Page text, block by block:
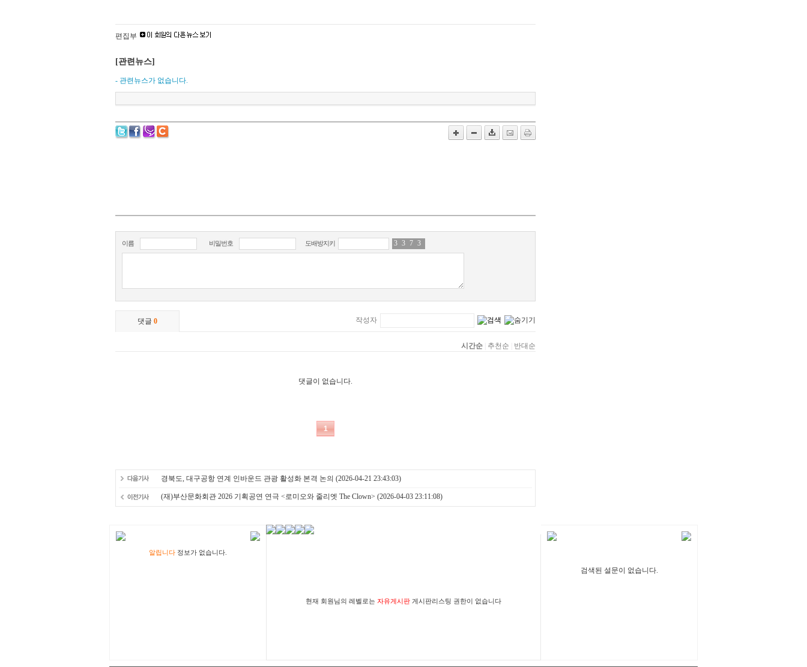
편집부
[관련뉴스]
- 관련뉴스가 없습니다.
경북도, 대구공항 연계 인바운드 관광 활성화 본격 논의 (2026-04-21 23:43:03)
(재)부산문화회관 2026 기획공연 연극 <로미오와 줄리엣 The Clown> (2026-04-03 23:11:08)
알립니다 정보가 없습니다.
현재 회원님의 레벨로는 자유게시판 게시판리스팅 권한이 없습니다
검색된 설문이 없습니다.